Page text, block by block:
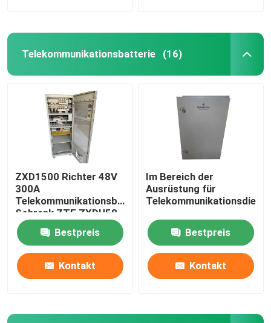
Telekommunikationsbatterie (16)
ZXD1500 Richter 48V
300A
Telekommunikationsbatterie
Schrank ZTE ZXDU58
T301
Bestpreis
Kontakt
Im Bereich der
Ausrüstung für
Bestpreis
Kontakt